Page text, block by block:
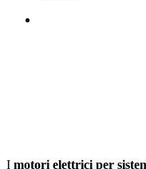
I motori elettrici per